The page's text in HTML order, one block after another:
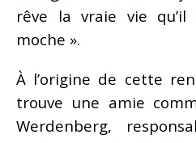
rêve la vraie vie
moche ».
À l’origine de cette
trouve une amie
Werdenberg,